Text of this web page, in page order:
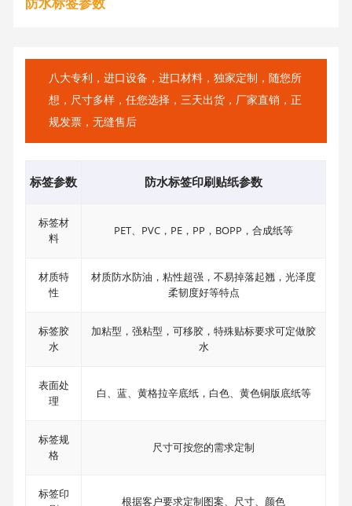
八大专利，进口设备，进口材料，独家定制，随您所
想，尺寸多样，任您选择，三天出货，厂家直销，正
规发票，无缝售后
标签参数 防水标签印刷贴纸参数
标签材
料
PET、PVC，PE，PP，BOPP，合成纸等
材质特
性
材质防水防油，粘性超强，不易掉落起翘，光泽度
柔韧度好等特点
标签胶
水
加粘型，强粘型，可移胶，特殊贴标要求可定做胶
水
表面处
理
白、蓝、黄格拉辛底纸，白色、黄色铜版底纸等
标签规
格
尺寸可按您的需求定制
标签印
根据客户要求定制图案、尺寸、颜色